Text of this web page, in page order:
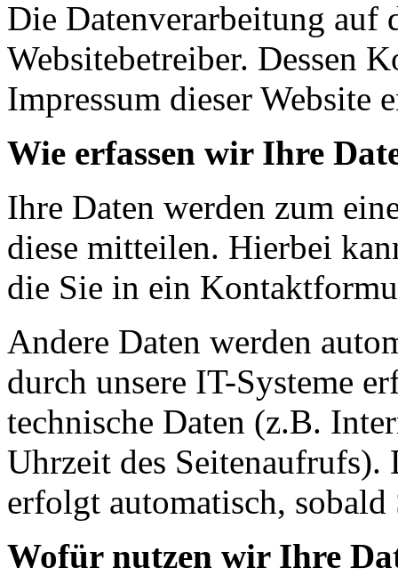
Die Datenverarbeitung auf
Websitebetreiber. Dessen
Impressum dieser Website
Wie erfassen wir Ihre
Ihre Daten werden zum
diese mitteilen. Hierbei
die Sie in ein
Andere Daten werden
durch unsere IT-Systeme
technische Daten (z.B.
Uhrzeit des Seitenaufrufs).
erfolgt automatisch, sobald
Wofür nutzen wir Ihre